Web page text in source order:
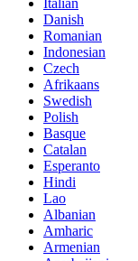
Italian
Danish
Romanian
Indonesian
Czech
Afrikaans
Swedish
Polish
Basque
Catalan
Esperanto
Hindi
Lao
Albanian
Amharic
Armenian